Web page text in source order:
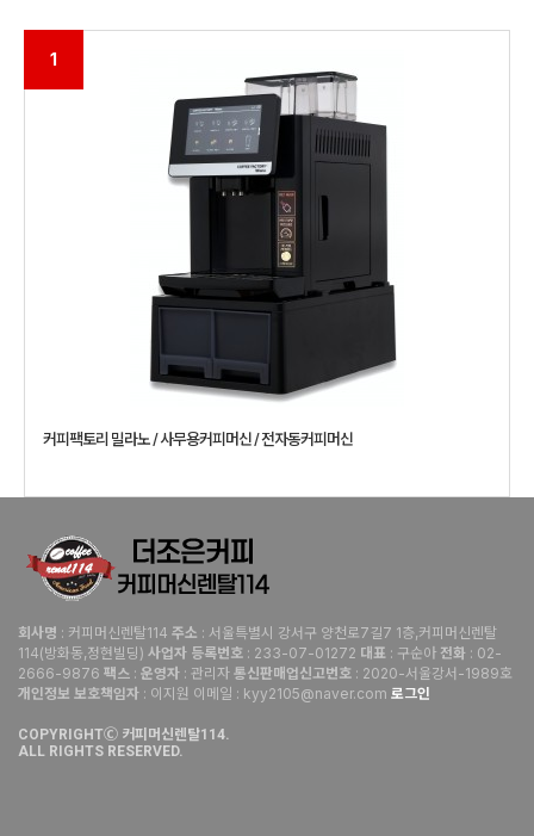
1
커피팩토리 밀라노 / 사무용커피머신 / 전자동커피머신
회사명 : 커피머신렌탈114 주소 : 서울특별시 강서구 양천로7길7 1층,커피머신렌탈
114(방화동,정현빌딩) 사업자 등록번호 : 233-07-01272 대표 : 구순아 전화 : 02-
2666-9876 팩스 : 운영자 : 관리자 통신판매업신고번호 : 2020-서울강서-1989호
개인정보 보호책임자 : 이지원 이메일 : kyy2105@naver.com 로그인
COPYRIGHTⒸ 커피머신렌탈114.
ALL RIGHTS RESERVED.